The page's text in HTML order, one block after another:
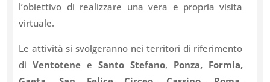
l’obiettivo di realizzare una vera e propria visita
virtuale.
Le attività si svolgeranno nei territori di riferimento
diVentotene e Santo Stefano, Ponza, Formia,